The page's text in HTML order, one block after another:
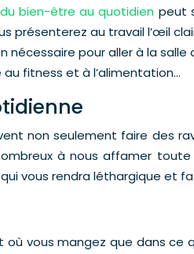
bien-être au quotidien peut
au travail l’œil
pour aller à la
fitness et à l’alimentation…
non seulement faire des
à nous affamer
vous rendra léthargique
vous mangez que dans